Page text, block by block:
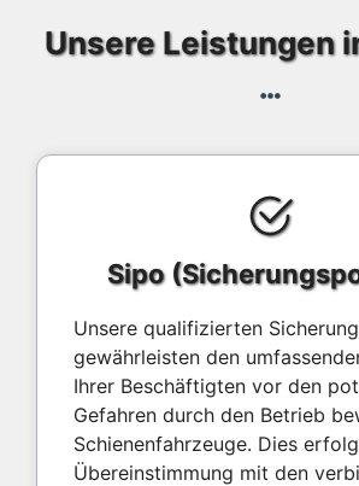
Unsere Leistungen
Sipo
Unsere qualifizierten
gewährleisten den
Ihrer Beschäftigten vor den
Gefahren durch den Betrieb
Schienenfahrzeuge. Dies
Übereinstimmung mit den